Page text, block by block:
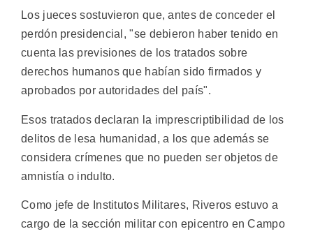
Los jueces sostuvieron que, antes de conceder el
perdón presidencial, "se debieron haber tenido en
cuenta las previsiones de los tratados sobre
derechos humanos que habían sido firmados y
aprobados por autoridades del país".
Esos tratados declaran la imprescriptibilidad de los
delitos de lesa humanidad, a los que además se
considera crímenes que no pueden ser objetos de
amnistía o indulto.
Como jefe de Institutos Militares, Riveros estuvo a
cargo de la sección militar con epicentro en Campo